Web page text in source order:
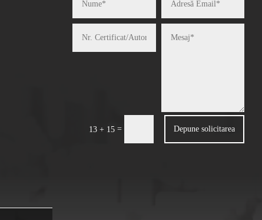
13 + 15= Depune solicitarea